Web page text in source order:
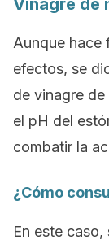
Vinagre de
Aunque hace
efectos, se
de vinagre
el pH del
combatir la
¿Cómo
En este